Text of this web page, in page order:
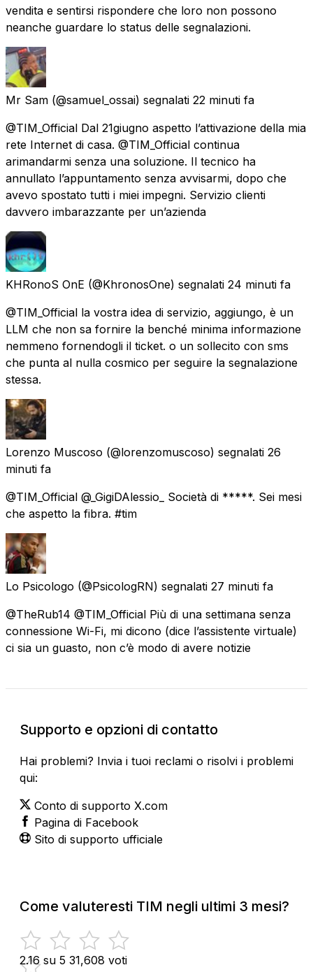
vendita e sentirsi rispondere che loro non possono
neanche guardare lo status delle segnalazioni.
Mr Sam (@samuel_ossai) segnalati 22 minuti fa
@TIM_Official Dal 21giugno aspetto l’attivazione della mia
rete Internet di casa. @TIM_Official continua
arimandarmi senza una soluzione. Il tecnico ha
annullato l’appuntamento senza avvisarmi, dopo che
avevo spostato tutti i miei impegni. Servizio clienti
davvero imbarazzante per un’azienda
KHRonoS OnE (@KhronosOne) segnalati 24 minuti fa
@TIM_Official la vostra idea di servizio, aggiungo, è un
LLM che non sa fornire la benché minima informazione
nemmeno fornendogli il ticket. o un sollecito con sms
che punta al nulla cosmico per seguire la segnalazione
stessa.
Lorenzo Muscoso (@lorenzomuscoso) segnalati 26
minuti fa
@TIM_Official @_GigiDAlessio_ Società di *****. Sei mesi
che aspetto la fibra. #tim
Lo Psicologo (@PsicologRN) segnalati 27 minuti fa
@TheRub14 @TIM_Official Più di una settimana senza
connessione Wi-Fi, mi dicono (dice l’assistente virtuale)
ci sia un guasto, non c’è modo di avere notizie
Supporto e opzioni di contatto
Hai problemi? Invia i tuoi reclami o risolvi i problemi
qui:
Conto di supporto X.com
Pagina di Facebook
Sito di supporto ufficiale
Come valuteresti TIM negli ultimi 3 mesi?
2.16 su 5 31,608 voti